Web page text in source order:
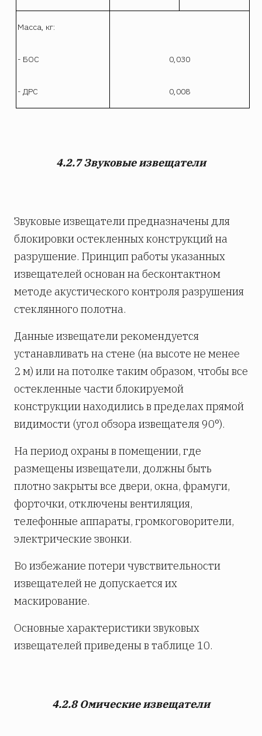
Масса, кг:
- БОС 0,030
- ДРС 0,008
4.2.7 Звуковые извещатели
Звуковые извещатели предназначены для
блокировки остекленных конструкций на
разрушение. Принцип работы указанных
извещателей основан на бесконтактном
методе акустического контроля разрушения
стеклянного полотна.
Данные извещатели рекомендуется
устанавливать на стене (на высоте не менее
2 м) или на потолке таким образом, чтобы все
остекленные части блокируемой
конструкции находились в пределах прямой
видимости (угол обзора извещателя 90°).
На период охраны в помещении, где
размещены извещатели, должны быть
плотно закрыты все двери, окна, фрамуги,
форточки, отключены вентиляция,
телефонные аппараты, громкоговорители,
электрические звонки.
Во избежание потери чувствительности
извещателей не допускается их
маскирование.
Основные характеристики звуковых
извещателей приведены в таблице 10.
4.2.8 Омические извещатели